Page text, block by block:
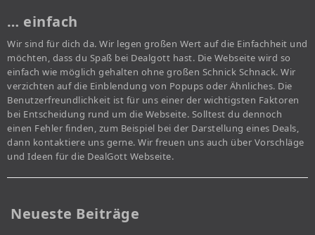
… einfach
Wir sind für dich da. Wir legen großen Wert auf die Einfachheit und
möchten, dass du Spaß bei Dealgott hast. Die Webseite wird so
einfach wie möglich gehalten ohne großen Schnick Schnack. Wir
verzichten auf die Einblendung von Popups oder Ähnliches. Die
Benutzerfreundlichkeit ist für uns einer der wichtigsten Faktoren
bei Entscheidung rund um die Webseite. Solltest du dennoch
einen Fehler finden, zum Beispiel bei der Darstellung eines Deals,
dann kontaktiere uns gerne. Wir freuen uns auch über Vorschläge
und Ideen für die DealGott Webseite.
Neueste Beiträge